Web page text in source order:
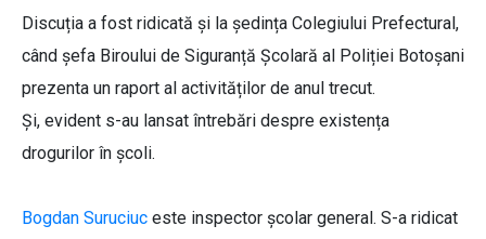
Discuția a fost ridicată și la ședința Colegiului Prefectural,
când șefa Biroului de Siguranță Școlară al Poliției Botoșani
prezenta un raport al activităților de anul trecut.
Și, evident s-au lansat întrebări despre existența
drogurilor în școli.
Bogdan Suruciuc este inspector școlar general. S-a ridicat